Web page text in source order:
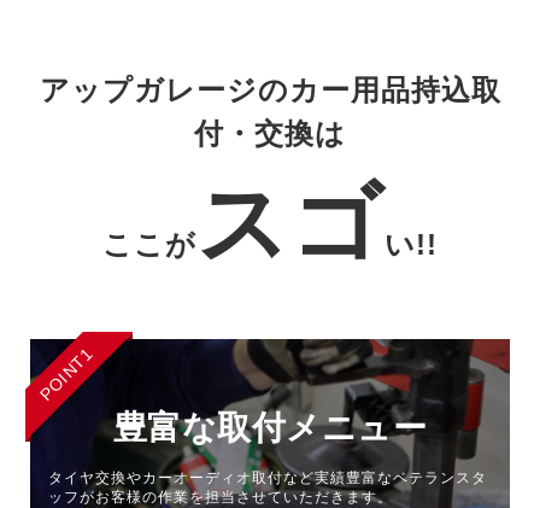
アップガレージのカー用品持込取
付・交換は
ここがスゴい!!
POINT1
豊富な取付メニュー
タイヤ交換やカーオーディオ取付など実績豊富なベテランスタ
ッフがお客様の作業を担当させていただきます。